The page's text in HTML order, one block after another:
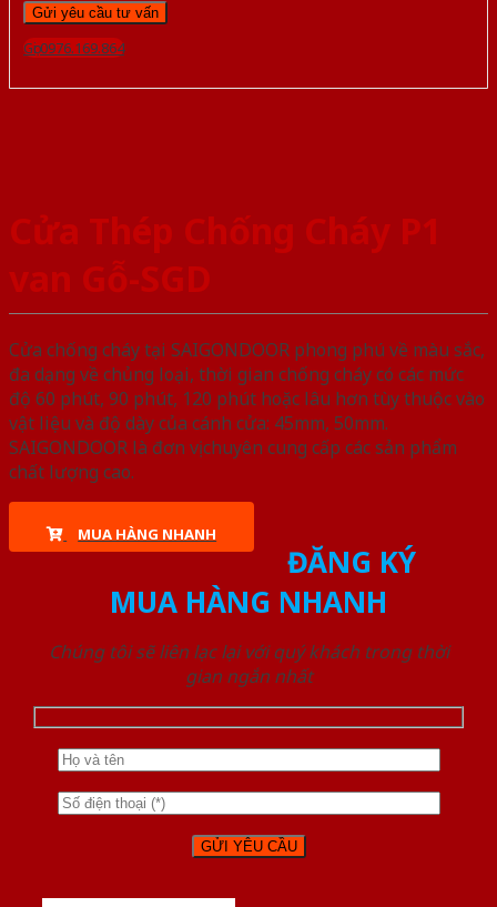
Gọi 0976.169.864
Cửa Thép Chống Cháy P1
van Gỗ-SGD
Cửa chống cháy tại SAIGONDOOR phong phú về màu sắc,
đa dạng về chủng loại, thời gian chống cháy có các mức
độ 60 phút, 90 phút, 120 phút hoặc lâu hơn tùy thuộc vào
vật liệu và độ dày của cánh cửa: 45mm, 50mm.
SAIGONDOOR là đơn vị chuyên cung cấp các sản phẩm
chất lượng cao.
MUA HÀNG NHANH
ĐĂNG KÝ
MUA HÀNG NHANH
Chúng tôi sẽ liên lạc lại với quý khách trong thời
gian ngắn nhất